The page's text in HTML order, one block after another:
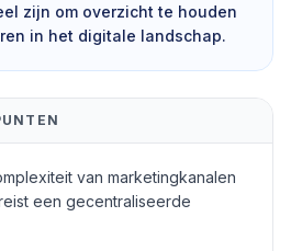
zijn om overzicht te houden
in het digitale landschap.
van marketingkanalen
een gecentraliseerde